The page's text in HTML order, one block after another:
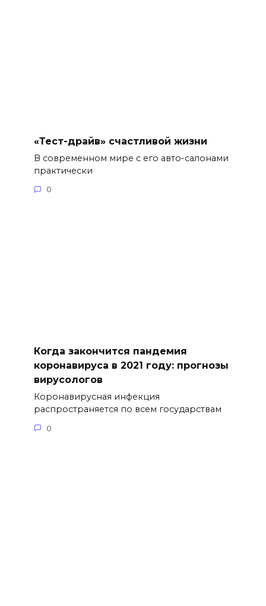
«Тест-драйв» счастливой жизни
В современном мире с его авто-салонами
практически
0
Когда закончится пандемия
коронавируса в 2021 году: прогнозы
вирусологов
Коронавирусная инфекция
распространяется по всем государствам
0